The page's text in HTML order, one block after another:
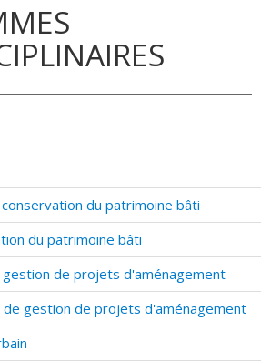
du patrimoine bâti
du patrimoine bâti
gestion de projets d'aménagement
gestion de projets d'aménagement